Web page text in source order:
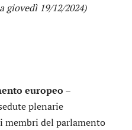
giovedì 19/12/2024)
europeo –
plenarie
membri del parlamento